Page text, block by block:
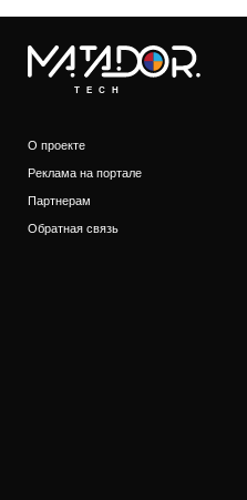
TECH
О проекте
Реклама на портале
Партнерам
Обратная связь